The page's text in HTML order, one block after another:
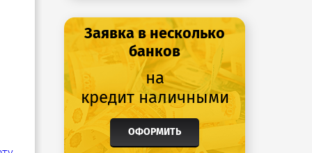
Заявка в несколько
банков
на
кредит наличными
ОФОРМИТЬ